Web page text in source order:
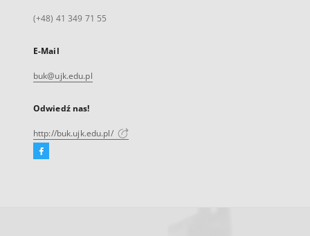
(+48) 41 349 71 55
E-Mail
buk@ujk.edu.pl
Odwiedź nas!
http://buk.ujk.edu.pl/
Facebook